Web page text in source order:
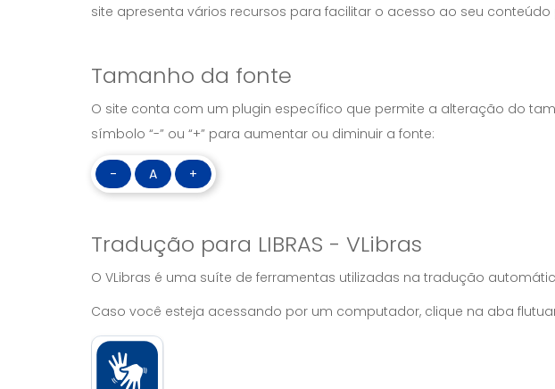
site apresenta vários recursos para facilitar o acesso ao seu
Tamanho da fonte
O site conta com um plugin específico que permite a alteração do
símbolo “-” ou “+” para aumentar ou diminuir a fonte:
- A +
Tradução para LIBRAS - VLibras
O VLibras é uma suíte de ferramentas utilizadas na tradução
Caso você esteja acessando por um computador, clique na aba